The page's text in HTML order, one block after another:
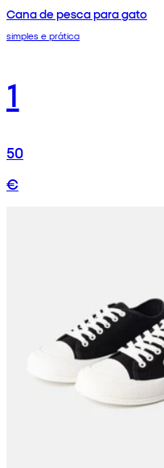
Cana de pesca para gato
simples e prática
1
50
€